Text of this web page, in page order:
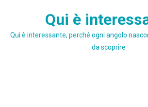
Qui è
Qui è interessante, perché ogni angolo
da scoprire